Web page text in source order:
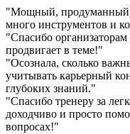
"Мощный, продуманный,
много инструментов и
"Спасибо
продвигает в теме!"
"Осознала, сколько
учитывать карьерный
глубоких знаний."
"Спасибо тренеру за
доходчиво и просто
вопросах!"